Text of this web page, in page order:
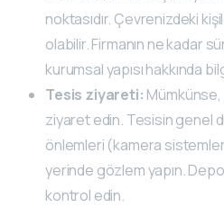
noktasıdır. Çevrenizdeki
olabilir. Firmanın ne kadar
kurumsal yapısı hakkında
Tesis ziyareti:
ziyaret edin. Tesisin genel
önlemleri (kamera
yerinde gözlem yapın.
kontrol edin.